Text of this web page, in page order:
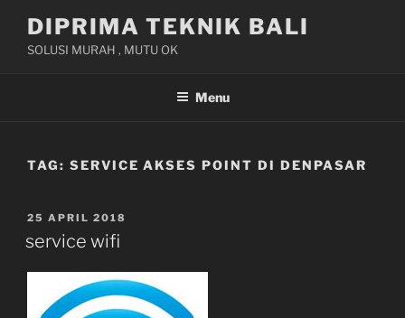
content
DIPRIMA TEKNIK BALI
SOLUSI MURAH , MUTU OK
Menu
TAG: SERVICE AKSES POINT DI DENPASAR
POSTED
25 APRIL 2018
service wifi